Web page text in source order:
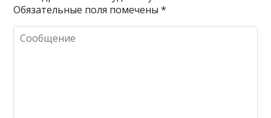
Обязательные поля помечены*